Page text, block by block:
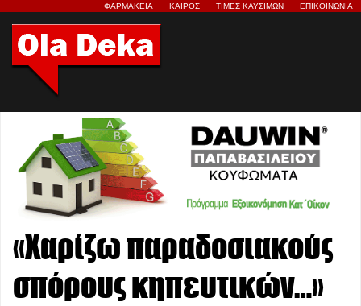
ΦΑΡΜΑΚΕΙΑ ΚΑΙΡΟΣ ΤΙΜΕΣ ΚΑΥΣΙΜΩΝ ΕΠΙΚΟΙΝΩΝΙΑ
«Χαρίζω παραδοσιακούς
σπόρους κηπευτικών…»